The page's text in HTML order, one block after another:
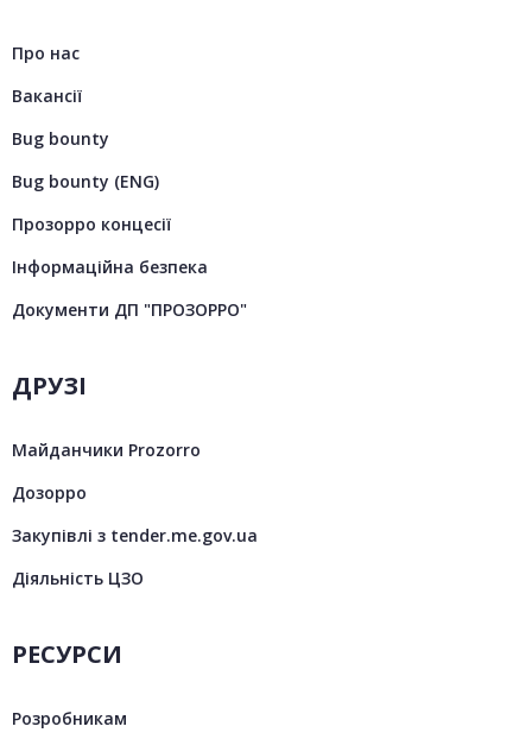
Про нас
Вакансії
Bug bounty
Bug bounty (ENG)
Прозорро концесії
Інформаційна безпека
Документи ДП "ПРОЗОРРО"
ДРУЗІ
Майданчики Prozorro
Дозорро
Закупівлі з tender.me.gov.ua
Діяльність ЦЗО
РЕСУРСИ
Розробникам